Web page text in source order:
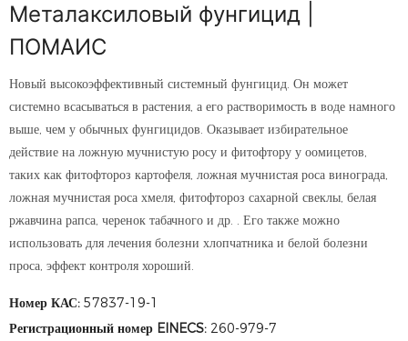
Металаксиловый фунгицид |
ПОМАИС
Новый высокоэффективный системный фунгицид. Он может
системно всасываться в растения, а его растворимость в воде намного
выше, чем у обычных фунгицидов. Оказывает избирательное
действие на ложную мучнистую росу и фитофтору у оомицетов,
таких как фитофтороз картофеля, ложная мучнистая роса винограда,
ложная мучнистая роса хмеля, фитофтороз сахарной свеклы, белая
ржавчина рапса, черенок табачного и др. . Его также можно
использовать для лечения болезни хлопчатника и белой болезни
проса, эффект контроля хороший.
Номер КАС: 57837-19-1
Регистрационный номер EINECS: 260-979-7